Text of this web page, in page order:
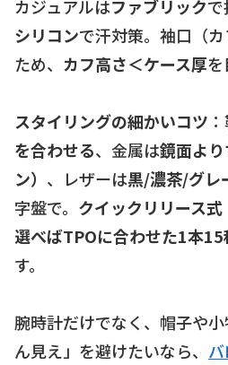
カジュアルはファブリック
シリコンで汗対策。袖口（
ため、 カフ高さ＜ケース厚を
スタイリングの細かいコツ
を合わせる、金属は鏡面よ
ン） 、レザーは黒/濃茶/グレ
字盤で。 クイックリリース
選べばTPOに合わせた1本15
す。
腕時計だけでなく、帽子や
ん見え」を避けたいなら、